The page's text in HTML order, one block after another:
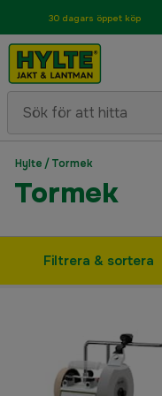
30 dagars öppet köp
Hylte /Tormek
Tormek
Filtrera & sortera